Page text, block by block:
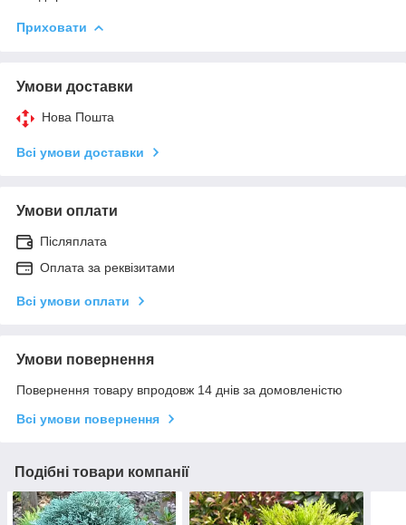
Приховати
Умови доставки
Нова Пошта
Всі умови доставки
Умови оплати
Післяплата
Оплата за реквізитами
Всі умови оплати
Умови повернення
Повернення товару впродовж 14 днів за домовленістю
Всі умови повернення
Подібні товари компанії